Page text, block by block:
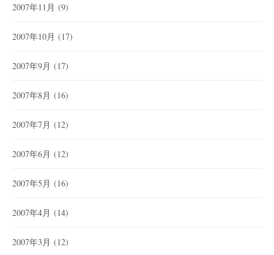
2007年11月 (9)
2007年10月 (17)
2007年9月 (17)
2007年8月 (16)
2007年7月 (12)
2007年6月 (12)
2007年5月 (16)
2007年4月 (14)
2007年3月 (12)